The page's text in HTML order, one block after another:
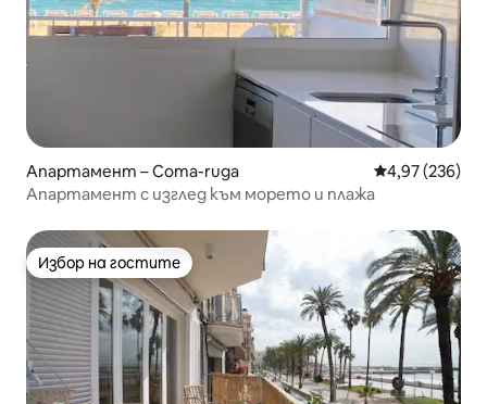
Апартамент – Coma-ruga Средна
4,97 (236)
Апартамент с изглед към морето и плажа
Избор на гостите
Избор на гостите